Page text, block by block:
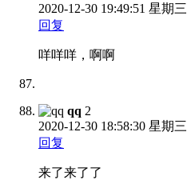
2020-12-30 19:49:51 星期三
回复
咩咩咩，啊啊
qq 2
2020-12-30 18:58:30 星期三
回复
来了来了了